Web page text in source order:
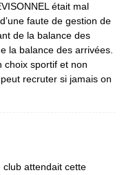
était mal
faute de gestion de
de la balance des
la balance des arrivées.
choix sportif et non
recruter si jamais on
club attendait cette